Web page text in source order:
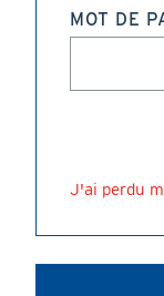
MOT DE
J'ai perdu